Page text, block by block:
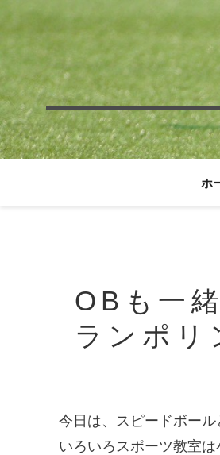
ホ
OBも一
ランポリ
今日は、スピードボール
いろいろスポーツ教室